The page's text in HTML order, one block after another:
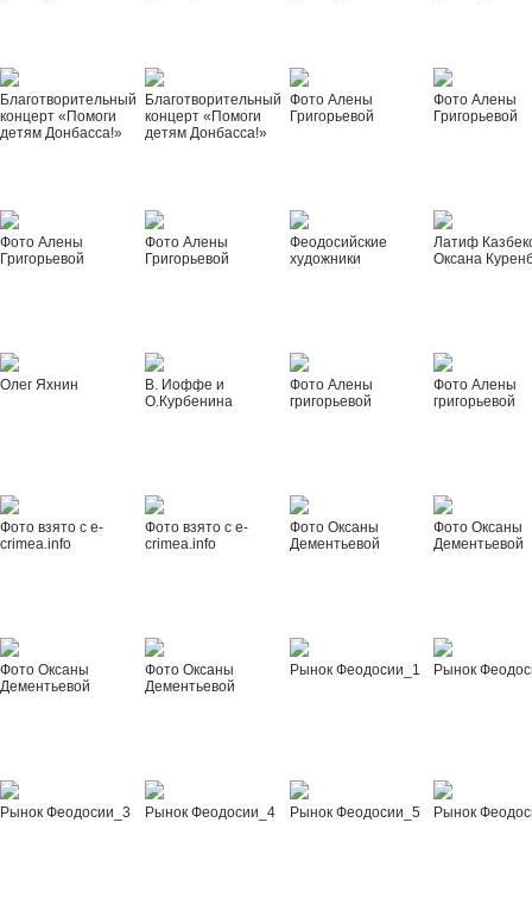
Благотворительный
концерт «Помоги
детям Донбасса!»
Благотворительный
концерт «Помоги
детям Донбасса!»
Фото Алены
Григорьевой
Фото Алены
Григорьевой
Фото Алены
Григорьевой
Фото Алены
Григорьевой
Феодосийские
художники
Латиф
Оксана
Олег Яхнин
В. Иоффе и
О.Курбенина
Фото Алены
григорьевой
Фото Алены
григорьевой
Фото взято с e-
crimea.info
Фото взято с e-
crimea.info
Фото Оксаны
Дементьевой
Фото Оксаны
Дементьевой
Фото Оксаны
Дементьевой
Фото Оксаны
Дементьевой
Рынок Феодосии_1 Рынок
Рынок Феодосии_3 Рынок Феодосии_4 Рынок Феодосии_5 Рынок